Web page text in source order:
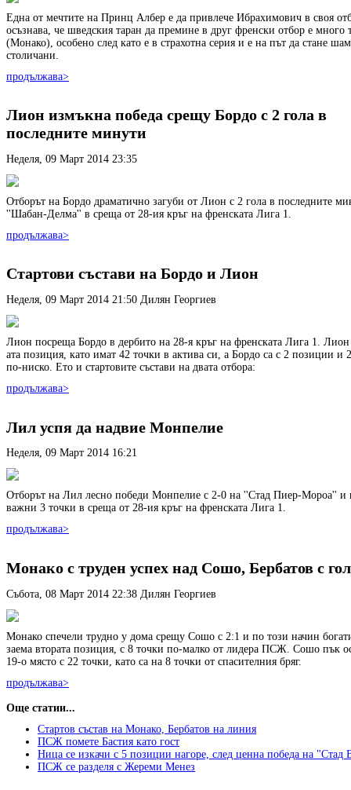
Една от мечтите на Принц Албер е да привлече Ибрахимович в своя
осъзнава, че шведския таран да премине в друг френски отбор е много
(Монако), особено след като е в страхотна серия и е на път да стане
столичани.
продължава>
Лион измъкна победа срещу Бордо с 2 гола в
последните минути
Неделя, 09 Март 2014 23:35
Отборът на Бордо драматично загуби от Лион с 2 гола в последните
''Шабан-Делма'' в среща от 28-ия кръг на френската Лига 1.
продължава>
Стартови състави на Бордо и Лион
Неделя, 09 Март 2014 21:50 Дилян Георгиев
Лион посреща Бордо в дербито на 28-я кръг на френската Лига 1. Лион
ата позиция, като имат 42 точки в актива си, а Бордо са с 2 позиции и
по-ниско. Ето и стартовите състави на двата отбора:
продължава>
Лил успя да надвие Монпелие
Неделя, 09 Март 2014 16:21
Отборът на Лил лесно победи Монпелие с 2-0 на ''Стад Пиер-Мороа'' и
важни 3 точки в среща от 28-ия кръг на френската Лига 1.
продължава>
Монако с труден успех над Сошо, Бербатов с гол
Събота, 08 Март 2014 22:38 Дилян Георгиев
Монако спечели трудно у дома срещу Сошо с 2:1 и по този начин
заема втората позиция, с 8 точки по-малко от лидера ПСЖ. Сошо пък
19-о място с 22 точки, като са на 8 точки от спасителния бряг.
продължава>
Още статии...
Стартов състав на Монако, Бербатов на линия
ПСЖ помете Бастия като гост
Ница се изкачи с 5 позиции нагоре, след ценна победа на "Стад
ПСЖ се разделя с Жереми Менез